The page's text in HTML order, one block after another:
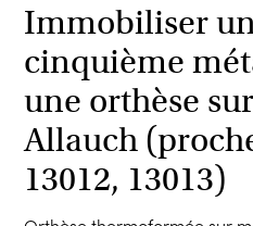
Immobiliser
cinquième
une orthèse
Allauch
13012, 13013)